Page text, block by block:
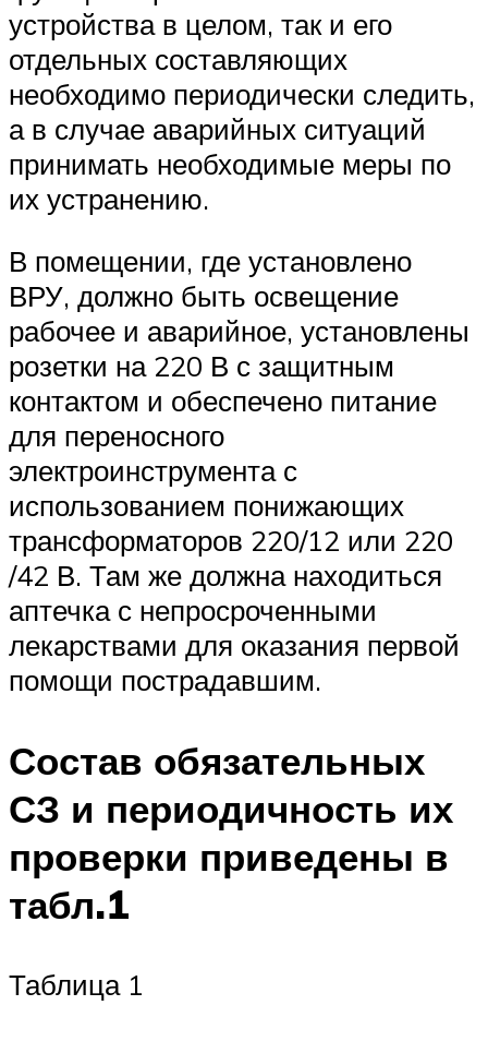
устройства в целом, так и его
отдельных составляющих
необходимо периодически следить,
а в случае аварийных ситуаций
принимать необходимые меры по
их устранению.
В помещении, где установлено
ВРУ, должно быть освещение
рабочее и аварийное, установлены
розетки на 220 В с защитным
контактом и обеспечено питание
для переносного
электроинструмента с
использованием понижающих
трансформаторов 220/12 или 220
/42 В. Там же должна находиться
аптечка с непросроченными
лекарствами для оказания первой
помощи пострадавшим.
Состав обязательных
СЗ и периодичность их
проверки приведены в
табл.1
Таблица 1